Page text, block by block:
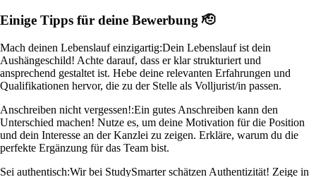
Einige Tipps für deine Bewerbung 🫡
Mach deinen Lebenslauf einzigartig:Dein Lebenslauf ist dein
Aushängeschild! Achte darauf, dass er klar strukturiert und
ansprechend gestaltet ist. Hebe deine relevanten Erfahrungen und
Qualifikationen hervor, die zu der Stelle als Volljurist/in passen.
Anschreiben nicht vergessen!:Ein gutes Anschreiben kann den
Unterschied machen! Nutze es, um deine Motivation für die Position
und dein Interesse an der Kanzlei zu zeigen. Erkläre, warum du die
perfekte Ergänzung für das Team bist.
Sei authentisch:Wir bei StudySmarter schätzen Authentizität! Zeige in